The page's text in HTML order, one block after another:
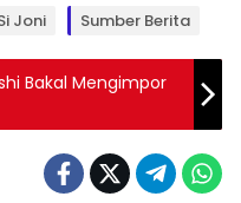
Joni Sumber Berita
Bakal Mengimpor